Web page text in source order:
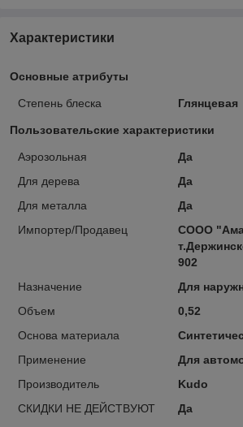
Характеристики
Основные атрибуты
Степень блеска Глянцевая
Пользовательские характеристики
Аэрозольная
Да
Для дерева
Да
Для металла
Да
Импортер/Продавец
СООО
902
Назначение
Для
Объем
0,52
Основа материала
Применение
Для
Производитель
Kudo
СКИДКИ НЕ ДЕЙСТВУЮТ
Да